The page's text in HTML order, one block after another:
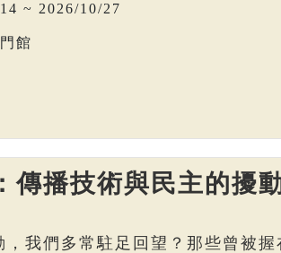
~ 2026/10/27
館
傳播技術與民主的擾
我們多常駐足回望？那些曾被握